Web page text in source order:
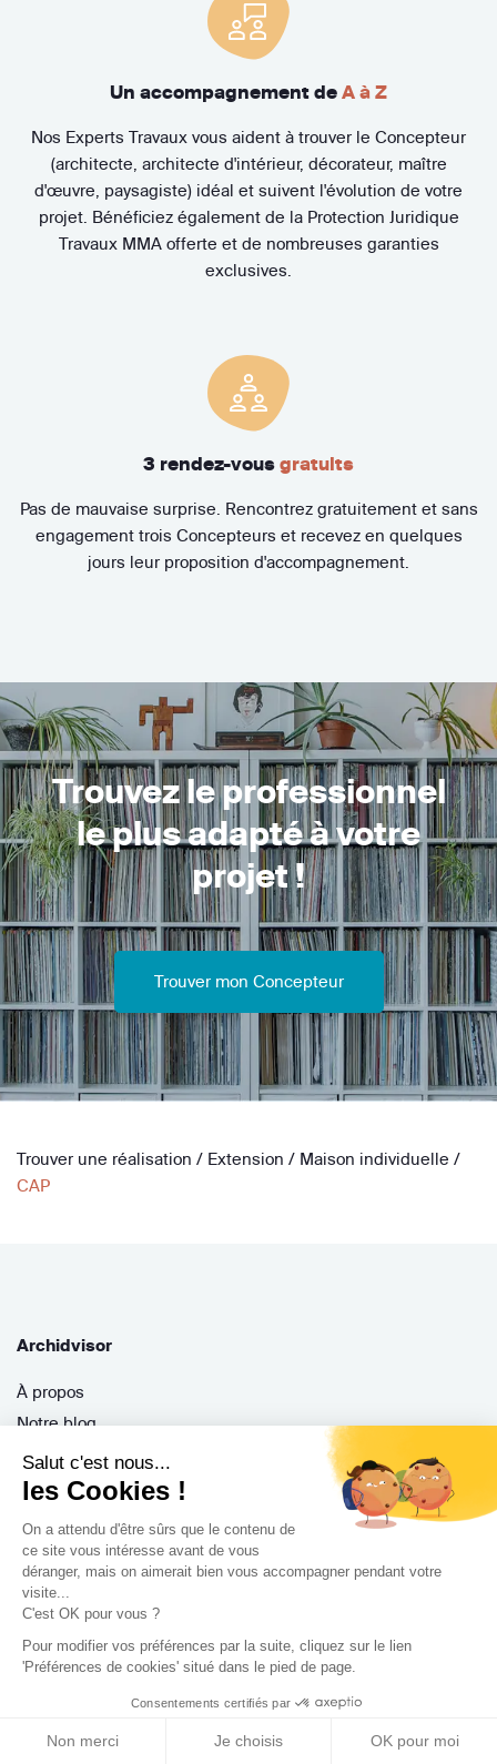
Salut c'est nous...
les Cookies !
On a attendu d'être sûrs que le contenu de
ce site vous intéresse avant de vous
déranger, mais on aimerait bien vous accompagner pendant votre
visite...
C'est OK pour vous ?
Pour modifier vos préférences par la suite, cliquez sur le lien
'Préférences de cookies' situé dans le pied de page.
Consentements certifiés par
Non merci Je choisis OK pour moi
Un accompagnement de A à Z
Nos Experts Travaux vous aident à trouver le Concepteur
(architecte, architecte d'intérieur, décorateur, maître
d'œuvre, paysagiste) idéal et suivent l'évolution de votre
projet. Bénéficiez également de la Protection Juridique
Travaux MMA offerte et de nombreuses garanties
exclusives.
3 rendez-vous gratuits
Pas de mauvaise surprise. Rencontrez gratuitement et sans
engagement trois Concepteurs et recevez en quelques
jours leur proposition d'accompagnement.
Trouvez le professionnel
le plus adapté à votre
projet !
Trouver mon Concepteur
Trouver une réalisation / Extension / Maison individuelle /
CAP
Archidvisor
À propos
Notre blog
Presse
Nos partenaires
CGV / CGU
Politique de confidentialité
Gestion des cookies
Comment ça marche ?